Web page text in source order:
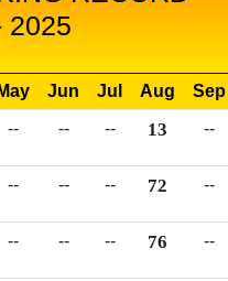
2025
May Jun Jul Aug
Sep
-- -- -- 13 --
-- -- -- 72 --
-- -- -- 76 --